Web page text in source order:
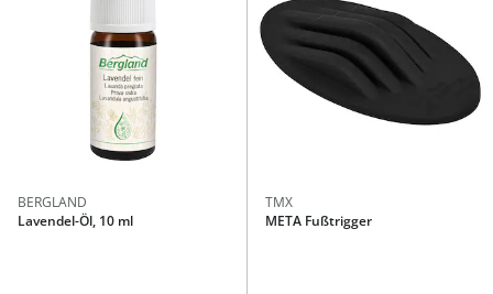
BERGLAND
Lavendel-Öl, 10 ml
TMX
META Fußtrigger